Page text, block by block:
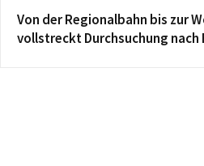
Von der Regionalbahn bis zur
vollstreckt Durchsuchung